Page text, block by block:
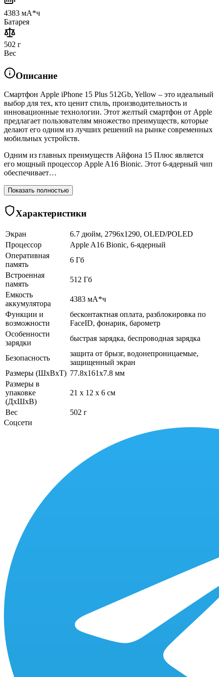
4383 мА*ч
Батарея
502 г
Вес
Описание
Смартфон Apple iPhone 15 Plus 512Gb, Yellow – это идеальный
выбор для тех, кто ценит стиль, производительность и
инновационные технологии. Этот желтый смартфон от Apple
предлагает пользователям множество преимуществ, которые
делают его одним из лучших решений на рынке современных
мобильных устройств.
Одним из главных преимуществ Айфона 15 Плюс является
его мощный процессор Apple A16 Bionic. Этот 6-ядерный чип
обеспечивает…
Показать полностью
Характеристики
Экран
6.7 дюйм, 2796x1290, OLED/POLED
Процессор
Apple A16 Bionic, 6-ядерный
Оперативная
память
6 Гб
Встроенная
память
512 Гб
Емкость
аккумулятора
4383 мА*ч
Функции и
возможности
бесконтактная оплата, разблокировка по
FaceID, фонарик, барометр
Особенности
зарядки
быстрая зарядка, беспроводная зарядка
Безопасность
защита от брызг, водонепроницаемые,
защищенный экран
Размеры (ШхВхТ) 77.8x161x7.8 мм
Размеры в
упаковке
(ДхШхВ)
21 x 12 x 6 см
Вес
502 г
Соцсети